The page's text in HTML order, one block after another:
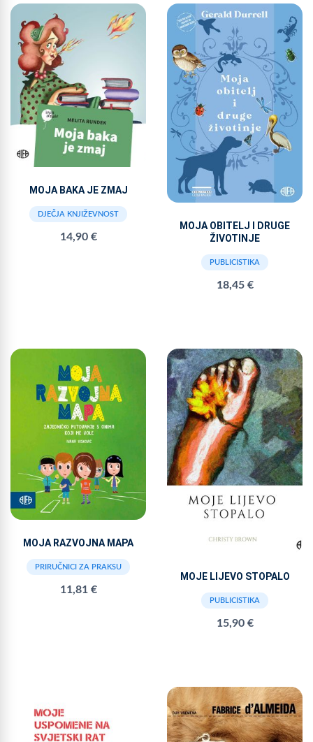
MOJA BAKA JE ZMAJ
DJEČJA KNJIŽEVNOST
14,90 €
MOJA OBITELJ I DRUGE
ŽIVOTINJE
PUBLICISTIKA
18,45 €
MOJA RAZVOJNA MAPA
PRIRUČNICI ZA PRAKSU
11,81 €
MOJE LIJEVO STOPALO
PUBLICISTIKA
15,90 €